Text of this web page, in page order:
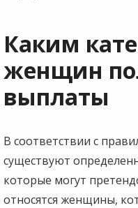
Каким
женщин
выплаты
В соответствии с
существуют
которые могут
относятся женщины,